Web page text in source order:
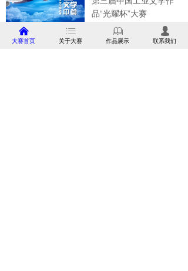
品“光耀杯”大赛
낀
大赛首页
ꂇ
关于大赛
ꁡ
作品展示
넙
联系我们